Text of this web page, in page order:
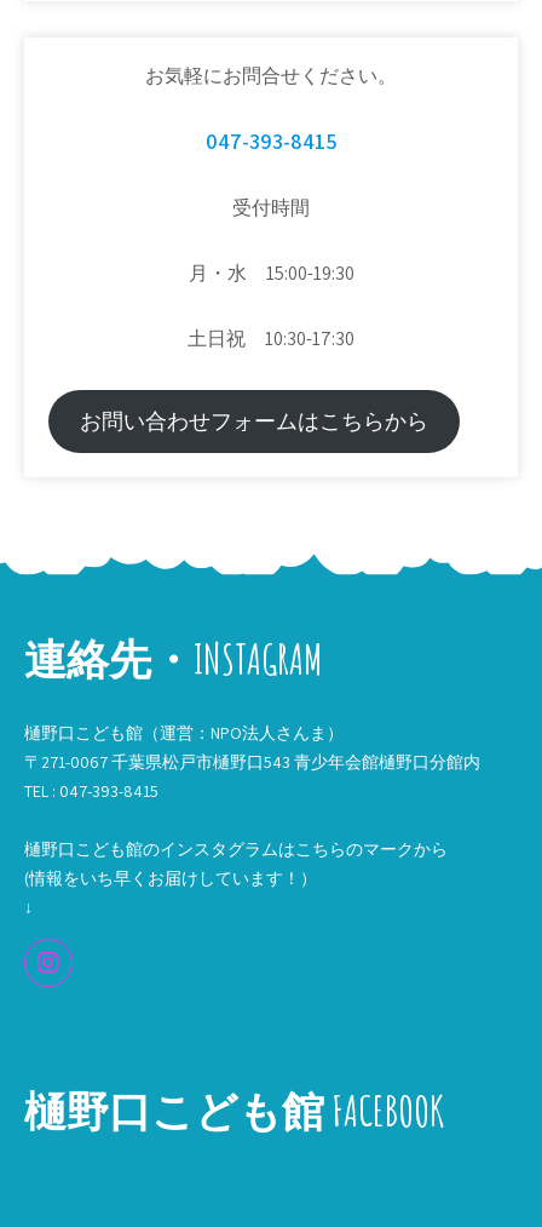
お気軽にお問合せください。
047-393-8415
受付時間
月・水 15:00-19:30
土日祝 10:30-17:30
お問い合わせフォームはこちらから
連絡先・INSTAGRAM
樋野口こども館（運営：NPO法人さんま）
〒271-0067 千葉県松戸市樋野口543 青少年会館樋野口分館内
TEL : 047-393-8415
樋野口こども館のインスタグラムはこちらのマークから
(情報をいち早くお届けしています！）
↓
樋野口こども館 FACEBOOK